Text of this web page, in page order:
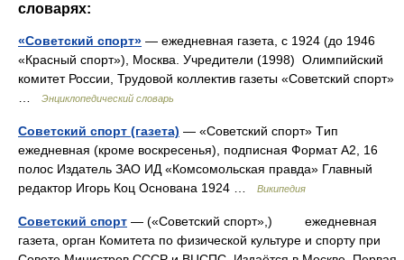
словарях:
«Советский спорт» — ежедневная газета, с 1924 (до 1946
«Красный спорт»), Москва. Учредители (1998) Олимпийский
комитет России, Трудовой коллектив газеты «Советский спорт»
…
Энциклопедический словарь
Советский спорт (газета) — «Советский спорт» Tип
ежедневная (кроме воскресенья), подписная Формат A2, 16
полос Издатель ЗАО ИД «Комсомольская правда» Главный
редактор Игорь Коц Основана 1924 …
Википедия
Советский спорт — («Советский спорт»,) ежедневная
газета, орган Комитета по физической культуре и спорту при